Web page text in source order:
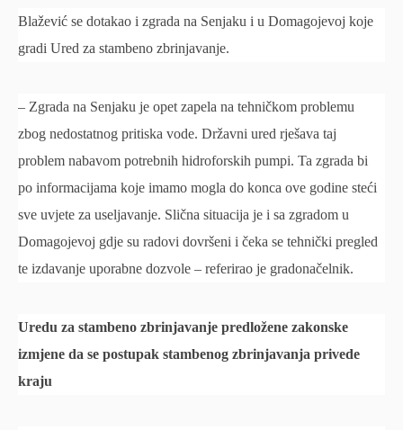
Blažević se dotakao i zgrada na Senjaku i u Domagojevoj koje
gradi Ured za stambeno zbrinjavanje.
– Zgrada na Senjaku je opet zapela na tehničkom problemu
zbog nedostatnog pritiska vode. Državni ured rješava taj
problem nabavom potrebnih hidroforskih pumpi. Ta zgrada bi
po informacijama koje imamo mogla do konca ove godine steći
sve uvjete za useljavanje. Slična situacija je i sa zgradom u
Domagojevoj gdje su radovi dovršeni i čeka se tehnički pregled
te izdavanje uporabne dozvole – referirao je gradonačelnik.
Uredu za stambeno zbrinjavanje predložene zakonske
izmjene da se postupak stambenog zbrinjavanja privede
kraju